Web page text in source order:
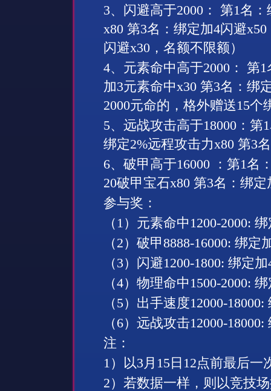
3、 闪避高于2000： 第1名：
x80 第3名：绑定加4闪避x50
闪避x30，名额不限额）
4、 元素命中高于2000： 第1
加3元素命中x30 第3名：绑
2000元命的，格外赠送15个
5、 远战攻击高于18000：第1
绑定2%远程攻击力x80 第3
6、 破甲高于16000 ：第1名
20破甲宝石x80 第3名：绑定
参与奖：
（ 1） 元素命中 1200-2000: 绑
（2） 破甲8888-16000: 绑定
（3） 闪避1200-1800: 绑定加
（4） 物理命中 1500-2000: 绑
（5） 出手速度12000-18000:
（6） 远战攻击12000-18000:
注：
1）以3月 15日 12点前最后一
2）若数据一样，则以竞技